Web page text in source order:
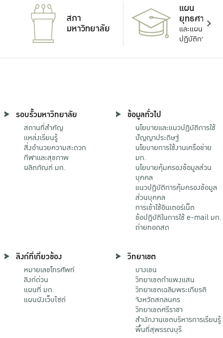
สภา
มหาวิทยาลัย
แผน
ยุทธศาสตร์
และแผน
ปฏิบัติการ
รอบรั้วมหาวิทยาลัย
สถานที่สำคัญ
แหล่งเรียนรู้
สิ่งอำนวยความสะดวก
กีฬาและสุขภาพ
ผลิตภัณฑ์ มก.
ข้อมูลทั่วไป
นโยบายและแนวปฏิบัติการใช้
ปัญญาประดิษฐ์
นโยบายการใช้งานเครือข่าย
มก.
นโยบายคุ้มครองข้อมูลส่วน
บุคคล
แนวปฏิบัติการคุ้มครองข้อมูล
ส่วนบุคคล
การเข้าใช้อินเตอร์เน็ต
ข้อปฏิบัติในการใช้ e-mail มก.
ถ่ายทอดสด
ลิงก์ที่เกี่ยวข้อง
หมายเลขโทรศัพท์
ลิงก์ด่วน
แผนที่ มก.
แผนผังเว็บไซต์
วิทยาเขต
บางเขน
วิทยาเขตกําแพงแสน
วิทยาเขตเฉลิมพระเกียรติ
จังหวัดสกลนคร
วิทยาเขตศรีราชา
สำนักงานเขตบริหารการเรียนรู้
พื้นที่สุพรรณบุรี